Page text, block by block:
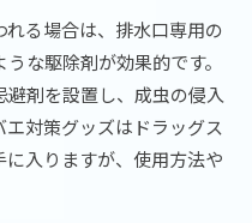
の極意
エ殺虫グッズの特徴
市販殺虫剤の使い方
ウバエ徹底駆除法
用で効果アップ
る場合は、排水口専用の
な駆除剤が効果的です。
避剤を設置し、成虫の侵入
対策グッズはドラッグス
に入りますが、使用方法や